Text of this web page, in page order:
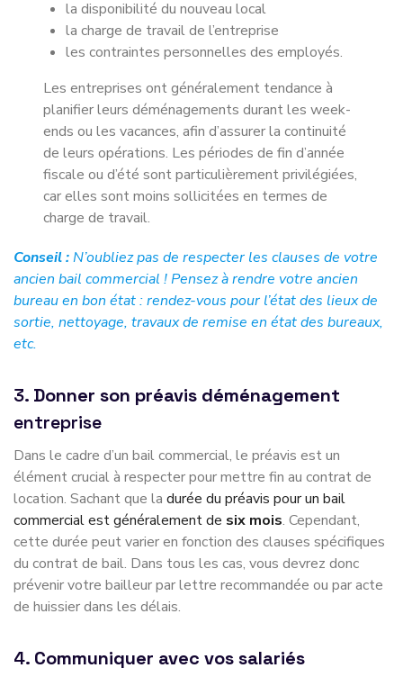
la disponibilité du nouveau local
la charge de travail de l’entreprise
les contraintes personnelles des employés.
Les entreprises ont généralement tendance à
planifier leurs déménagements durant les week-
ends ou les vacances, afin d’assurer la continuité
de leurs opérations. Les périodes de fin d’année
fiscale ou d’été sont particulièrement privilégiées,
car elles sont moins sollicitées en termes de
charge de travail.
Conseil :N’oubliez pas de respecter les clauses de votre
ancien bail commercial ! Pensez à rendre votre ancien
bureau en bon état : rendez-vous pour l’état des lieux de
sortie, nettoyage, travaux de remise en état des bureaux,
etc.
3. Donner son préavis déménagement
entreprise
Dans le cadre d’un bail commercial, le préavis est un
élément crucial à respecter pour mettre fin au contrat de
location. Sachant que la durée du préavis pour un bail
commercial est généralement de six mois. Cependant,
cette durée peut varier en fonction des clauses spécifiques
du contrat de bail. Dans tous les cas, vous devrez donc
prévenir votre bailleur par lettre recommandée ou par acte
de huissier dans les délais.
4. Communiquer avec vos salariés